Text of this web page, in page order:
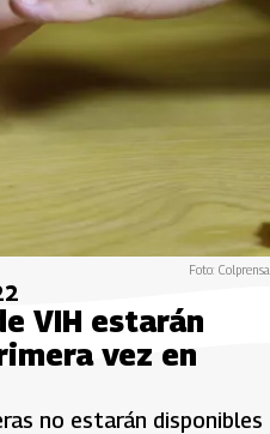
Foto: Colprensa
VIH estarán
vez en
no estarán disponibles